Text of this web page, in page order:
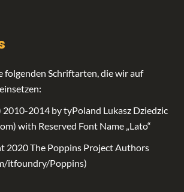
folgenden Schriftarten, die wir auf
2010-2014 by tyPoland Lukasz Dziedzic
with Reserved Font Name „Lato“
2020 The Poppins Project Authors
itfoundry/Poppins)